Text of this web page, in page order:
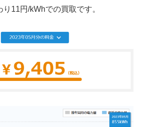
11円/kWhでの買取です。